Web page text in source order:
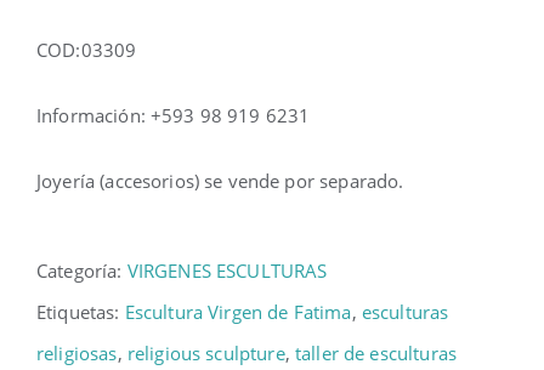
COD:03309
Información: +593 98 919 6231
Joyería (accesorios) se vende por separado.
Categoría: VIRGENES ESCULTURAS
Etiquetas: Escultura Virgen de Fatima, esculturas
religiosas, religious sculpture, taller de esculturas